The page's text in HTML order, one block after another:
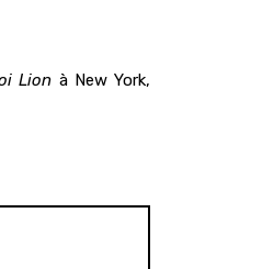
Lion à New York,